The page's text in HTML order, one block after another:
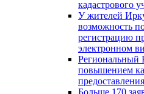
кадастрового
У жителей
возможность
регистрацию
электронном
Региональный
повышением
Больше 170